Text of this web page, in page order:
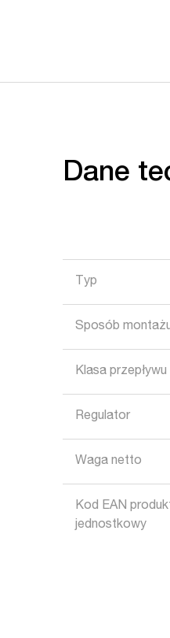
Dane
Typ
Sposób
Klasa przepływu
Regulator
Waga netto
Kod EAN
jednostkowy